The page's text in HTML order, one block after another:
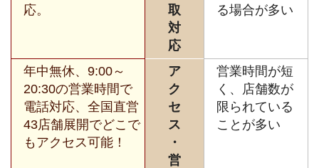
応。
取
対
応
る場合が多い
年中無休、9:00～
20:30の営業時間で
電話対応、全国直営
43店舗展開でどこで
もアクセス可能！
ア
ク
セ
ス
・
営
営業時間が短
く、店舗数が
限られている
ことが多い